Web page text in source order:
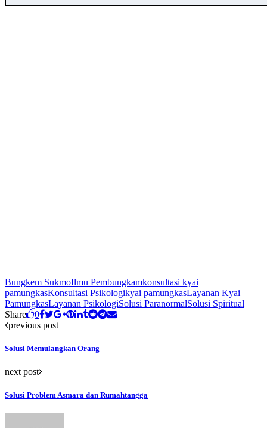
Bungkem SukmoIlmu Pembungkamkonsultasi kyai
pamungkasKonsultasi Psikologikyai pamungkasLayanan Kyai
PamungkasLayanan PsikologiSolusi ParanormalSolusi Spiritual
Share
0
previous post
Solusi Memulangkan Orang
next post
Solusi Problem Asmara dan Rumahtangga